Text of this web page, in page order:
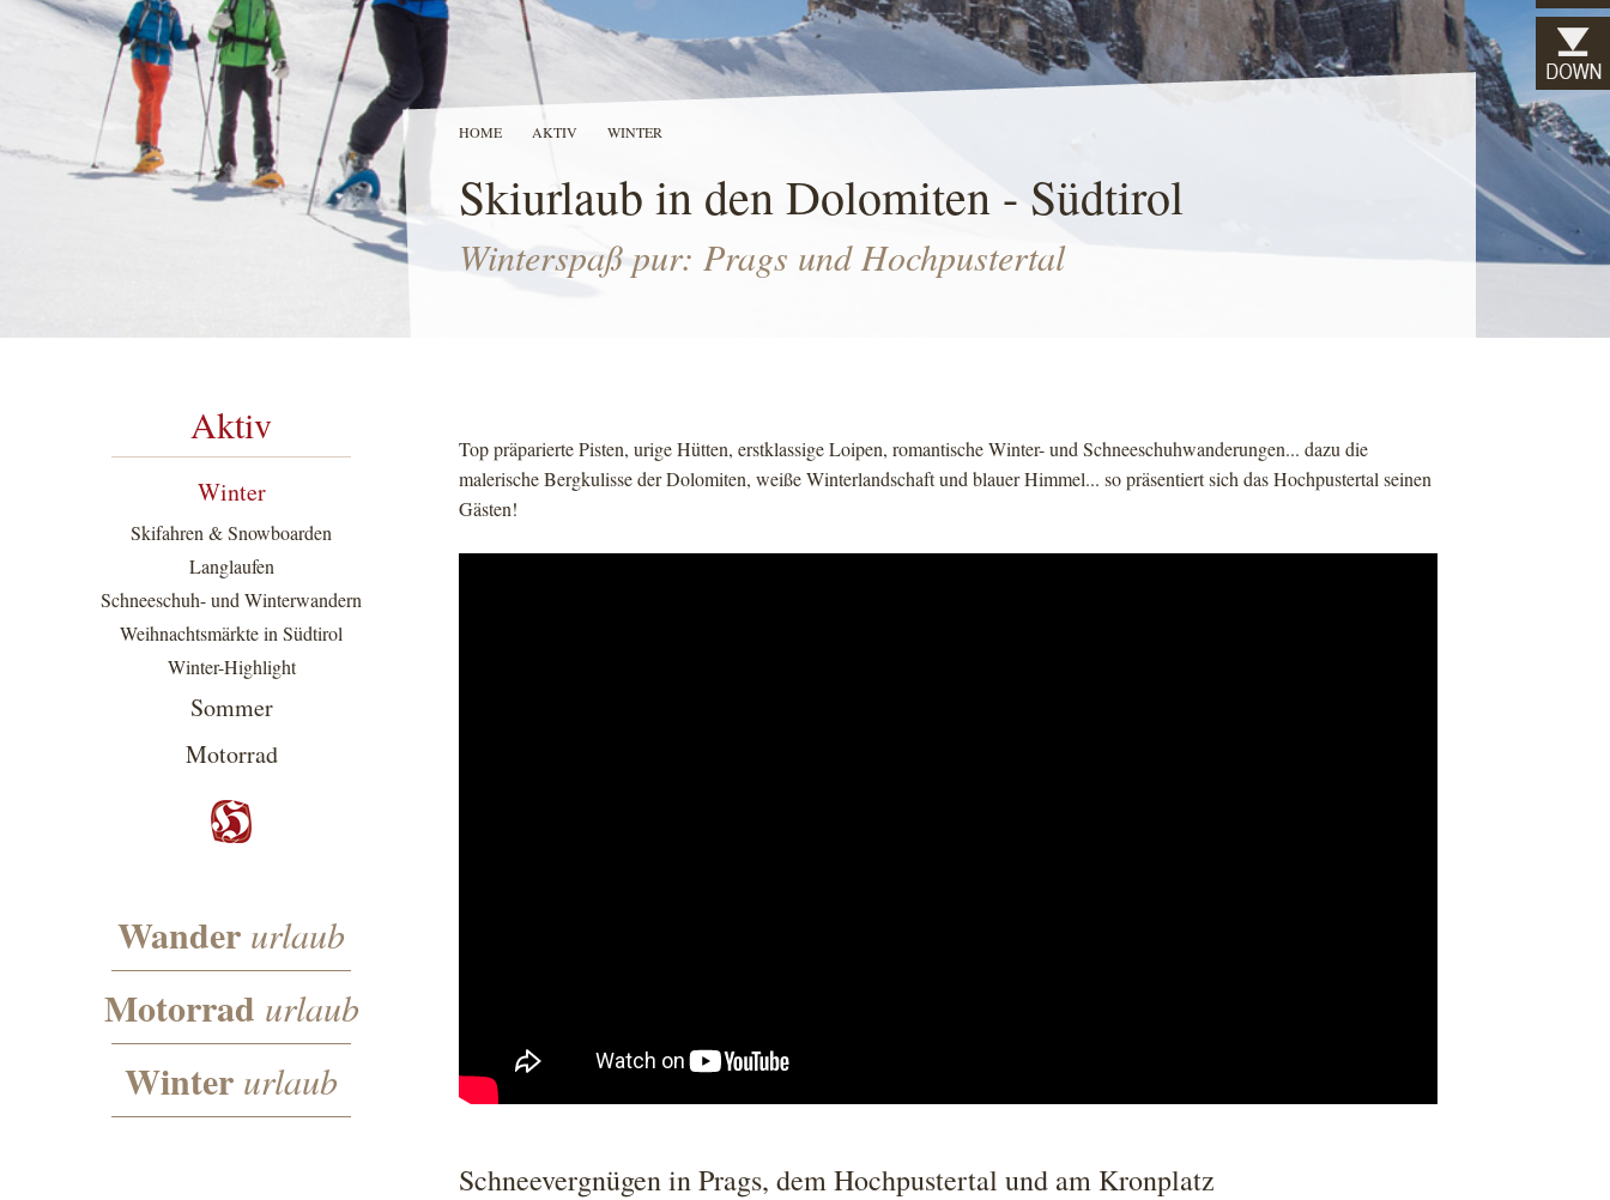
Aktiv
Winter
Skifahren & Snowboarden
Langlaufen
Schneeschuh- und Winterwandern
Weihnachtsmärkte in Südtirol
Winter-Highlight
Sommer
Motorrad
Wander urlaub
Motorrad urlaub
Winter urlaub
HOME AKTIV WINTER
Skiurlaub in den Dolomiten - Südtirol
Winterspaß pur: Prags und Hochpustertal
Top präparierte Pisten, urige Hütten, erstklassige Loipen, romantische Winter- und Schneeschuhwanderungen... dazu die
malerische Bergkulisse der Dolomiten, weiße Winterlandschaft und blauer Himmel... so präsentiert sich das Hochpustertal seinen
Gästen!
Schneevergnügen in Prags, dem Hochpustertal und am Kronplatz